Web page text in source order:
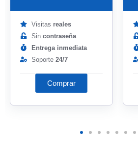
Visitas reales
Sin contraseña
Entrega inmediata
Soporte 24/7
Comprar